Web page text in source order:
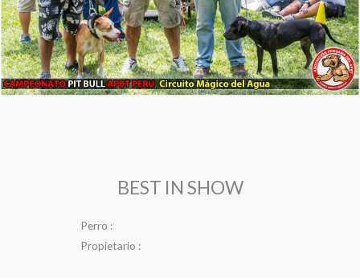
BEST IN SHOW
Perro :
Propietario :